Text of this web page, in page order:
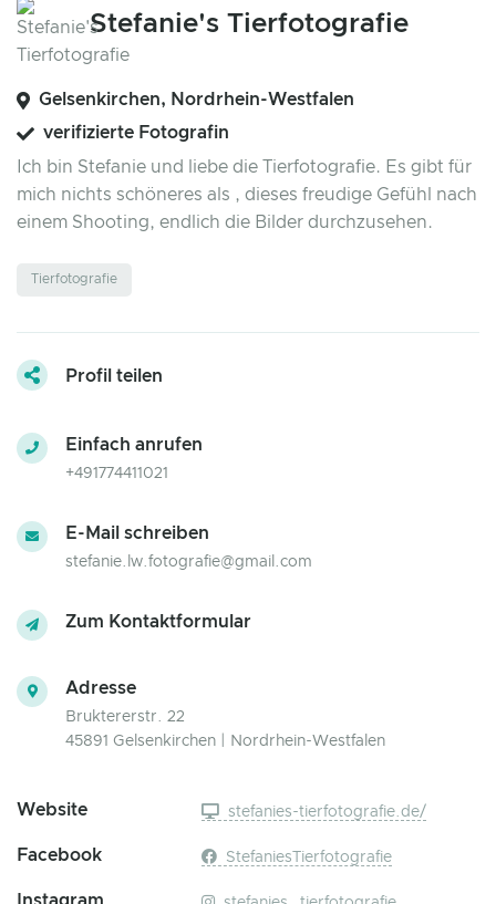
Stefanie's Tierfotografie
Gelsenkirchen, Nordrhein-Westfalen
verifizierte Fotografin
Ich bin Stefanie und liebe die Tierfotografie. Es gibt für
mich nichts schöneres als , dieses freudige Gefühl nach
einem Shooting, endlich die Bilder durchzusehen.
Tierfotografie
Profil teilen
Einfach anrufen
+491774411021
E-Mail schreiben
stefanie.lw.fotografie@gmail.com
Zum Kontaktformular
Adresse
Bruktererstr. 22
45891 Gelsenkirchen | Nordrhein-Westfalen
Website stefanies-tierfotografie.de/
Facebook StefaniesTierfotografie
Instagram